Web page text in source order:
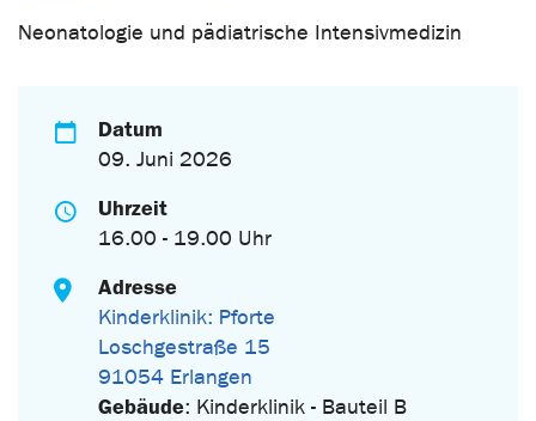
Neonatologie und pädiatrische Intensivmedizin
Datum
09. Juni 2026
Uhrzeit
16.00 - 19.00 Uhr
Adresse
Kinderklinik: Pforte
Loschgestraße 15
91054 Erlangen
Gebäude: Kinderklinik - Bauteil B